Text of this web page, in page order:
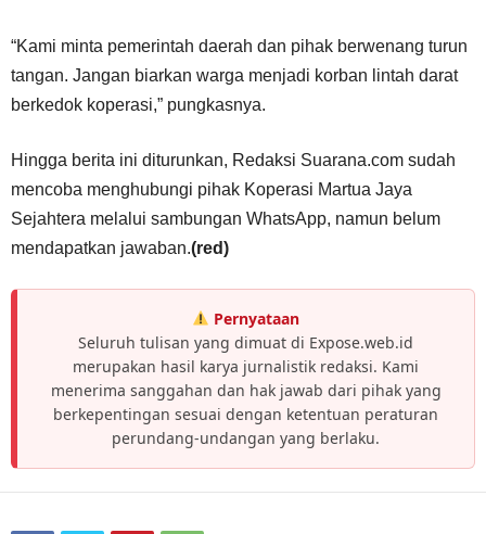
“Kami minta pemerintah daerah dan pihak berwenang turun
tangan. Jangan biarkan warga menjadi korban lintah darat
berkedok koperasi,” pungkasnya.
Hingga berita ini diturunkan, Redaksi Suarana.com sudah
mencoba menghubungi pihak Koperasi Martua Jaya
Sejahtera melalui sambungan WhatsApp, namun belum
mendapatkan jawaban.(red)
Pernyataan
Seluruh tulisan yang dimuat di Expose.web.id
merupakan hasil karya jurnalistik redaksi. Kami
menerima sanggahan dan hak jawab dari pihak yang
berkepentingan sesuai dengan ketentuan peraturan
perundang-undangan yang berlaku.